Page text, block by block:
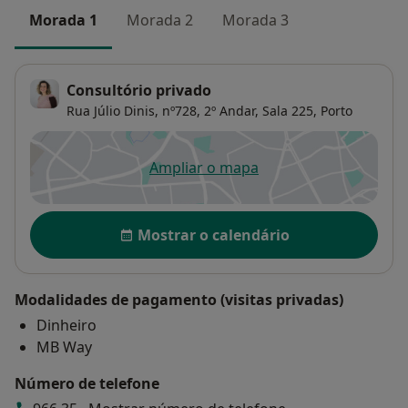
estima”; “Inteligência emocional“; “Aprender com
Organização Pessoal”; “Motivação e Liderança”.
Morada 1 Morada 2 Morada 3
Consultório privado
Rua Júlio Dinis, nº728, 2º Andar, Sala 225, Porto
Ampliar o mapaabre num novo separador
Disponibilidade
Mostrar o calendário
Modalidades de pagamento (visitas privadas)
Dinheiro
MB Way
Número de telefone